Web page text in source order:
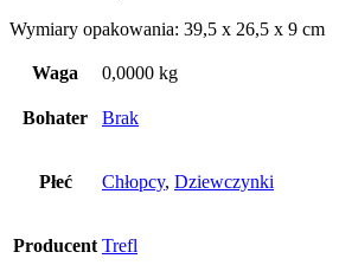
Wymiary opakowania: 39,5 x 26,5 x 9 cm
Waga 0,0000 kg
Bohater Brak
Płeć Chłopcy, Dziewczynki
Producent Trefl